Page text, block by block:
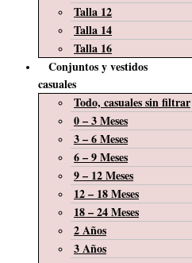
Talla 12
Talla 14
Talla 16
Conjuntos y vestidos
casuales
Todo, casuales sin filtrar
0 – 3 Meses
3 – 6 Meses
6 – 9 Meses
9 – 12 Meses
12 – 18 Meses
18 – 24 Meses
2 Años
3 Años